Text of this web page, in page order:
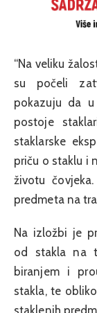
“Na veliku
su počeli
pokazuju da
postoje
staklarske
priču o staklu i
životu
predmeta na
Na izložbi je
od stakla na
biranjem i
stakla, te